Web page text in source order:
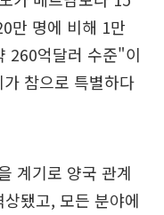
만 명에 비해 1만
260억달러 수준"이
참으로 특별하다
계기로 양국 관계
됐고, 모든 분야에